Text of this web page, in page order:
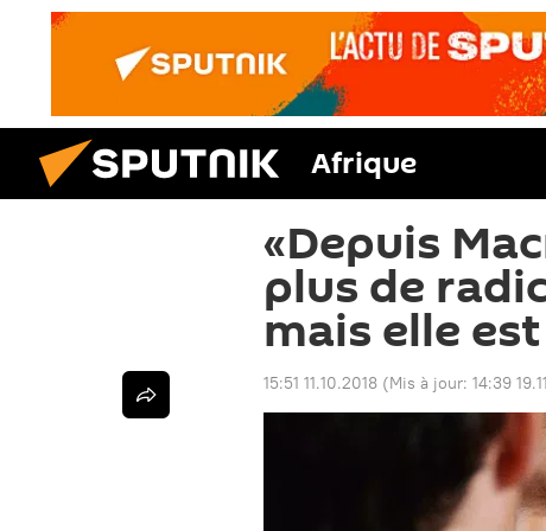
Afrique
«Depuis
plus de
mais elle
15:51 11.10.2018 (Mis à jour: 14:39